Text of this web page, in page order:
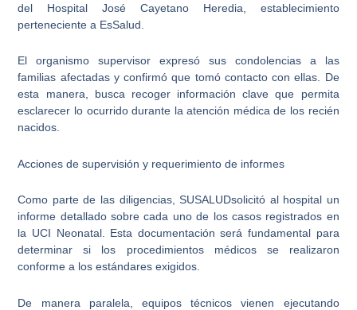
del Hospital José Cayetano Heredia, establecimiento
perteneciente a EsSalud.
El organismo supervisor expresó sus condolencias a las
familias afectadas y confirmó que tomó contacto con ellas. De
esta manera, busca recoger información clave que permita
esclarecer lo ocurrido durante la atención médica de los recién
nacidos.
Acciones de supervisión y requerimiento de informes
Como parte de las diligencias, SUSALUDsolicitó al hospital un
informe detallado sobre cada uno de los casos registrados en
la UCI Neonatal. Esta documentación será fundamental para
determinar si los procedimientos médicos se realizaron
conforme a los estándares exigidos.
De manera paralela, equipos técnicos vienen ejecutando